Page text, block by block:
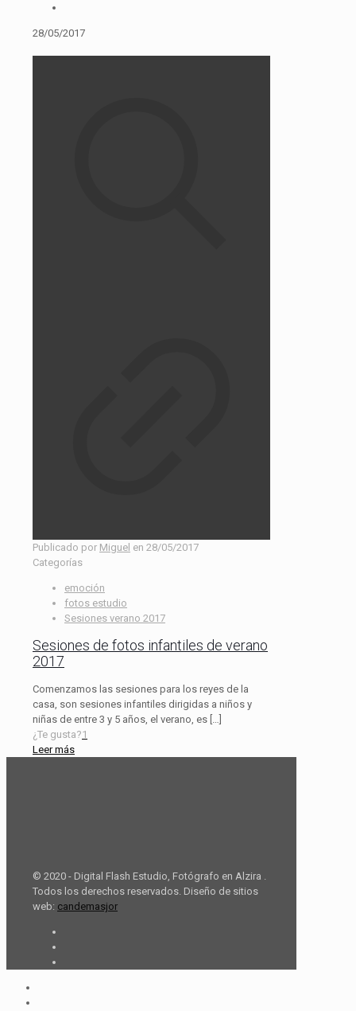
28/05/2017
Publicado por Miguel en 28/05/2017
Categorías
emoción
fotos estudio
Sesiones verano 2017
Sesiones de fotos infantiles de verano
2017
Comenzamos las sesiones para los reyes de la
casa, son sesiones infantiles dirigidas a niños y
niñas de entre 3 y 5 años, el verano, es
¿Te gusta?1
Leer más
© 2020 - Digital Flash Estudio, Fotógrafo en Alzira .
Todos los derechos reservados. Diseño de sitios
web: candemasjor